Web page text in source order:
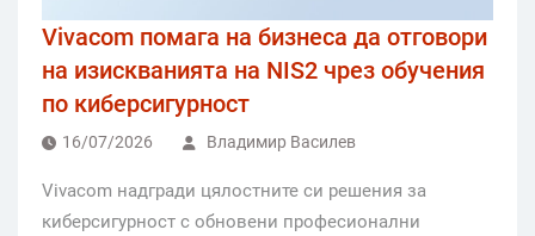
Vivacom помага на бизнеса да отговори
на изискванията на NIS2 чрез обучения
по киберсигурност
16/07/2026 Владимир Василев
Vivacom надгради цялостните си решения за
киберсигурност с обновени професионални